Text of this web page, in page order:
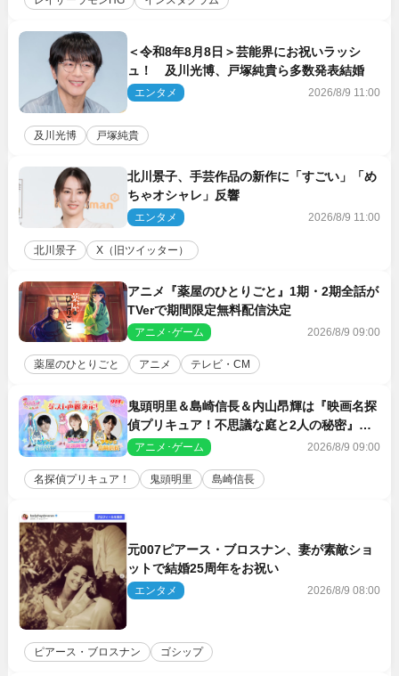
＜令和8年8月8日＞芸能界にお祝いラッシ
ュ！ 及川光博、戸塚純貴ら多数発表結婚
エンタメ 2026/8/9 11:00
及川光博 戸塚純貴
北川景子、手芸作品の新作に「すごい」「め
ちゃオシャレ」反響
エンタメ 2026/8/9 11:00
北川景子 X（旧ツイッター）
アニメ『薬屋のひとりごと』1期・2期全話が
TVerで期間限定無料配信決定
アニメ･ゲーム 2026/8/9 09:00
薬屋のひとりごと アニメ テレビ・CM
鬼頭明里＆島崎信長＆内山昂輝は『映画名探
偵プリキュア！不思議な庭と2人の秘密』ゲ
スト声優に決定
アニメ･ゲーム 2026/8/9 09:00
名探偵プリキュア！ 鬼頭明里 島崎信長
元007ピアース・ブロスナン、妻が素敵ショ
ットで結婚25周年をお祝い
エンタメ 2026/8/9 08:00
ピアース・ブロスナン ゴシップ